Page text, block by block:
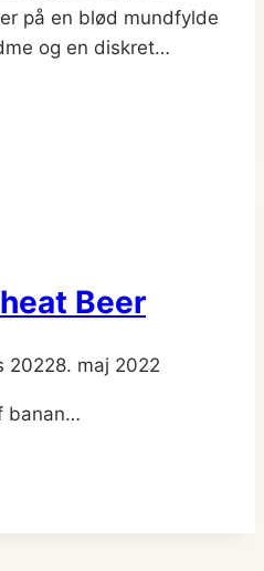
på en blød mundfylde
og en diskret…
Beer
20228. maj 2022
banan…